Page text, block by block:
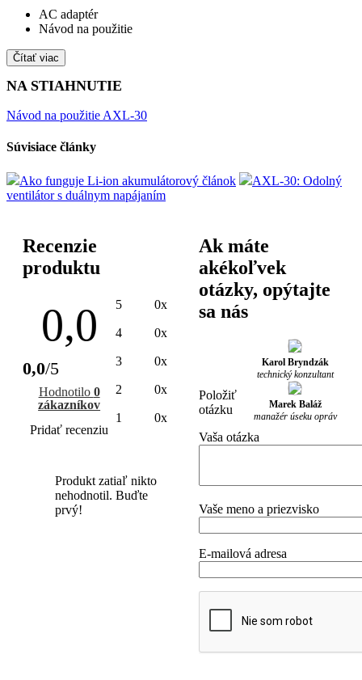
AC adaptér
Návod na použitie
Čítať viac
NA STIAHNUTIE
Návod na použitie AXL-30
Súvisiace články
Ako funguje Li-ion akumulátorový článok
AXL-30: Odolný
ventilátor s duálnym napájaním
Recenzie
produktu
0,0
0,0/5
Hodnotilo 0
zákazníkov
Pridať recenziu
5 0x
4 0x
3 0x
2 0x
1 0x
Produkt zatiaľ nikto
nehodnotil. Buďte
prvý!
Ak máte
akékoľvek
otázky, opýtajte
sa nás
Karol Bryndzák
technický konzultant
Marek Baláž
manažér úseku opráv
Položiť
otázku
Vaša otázka
Vaše meno a priezvisko
E-mailová adresa